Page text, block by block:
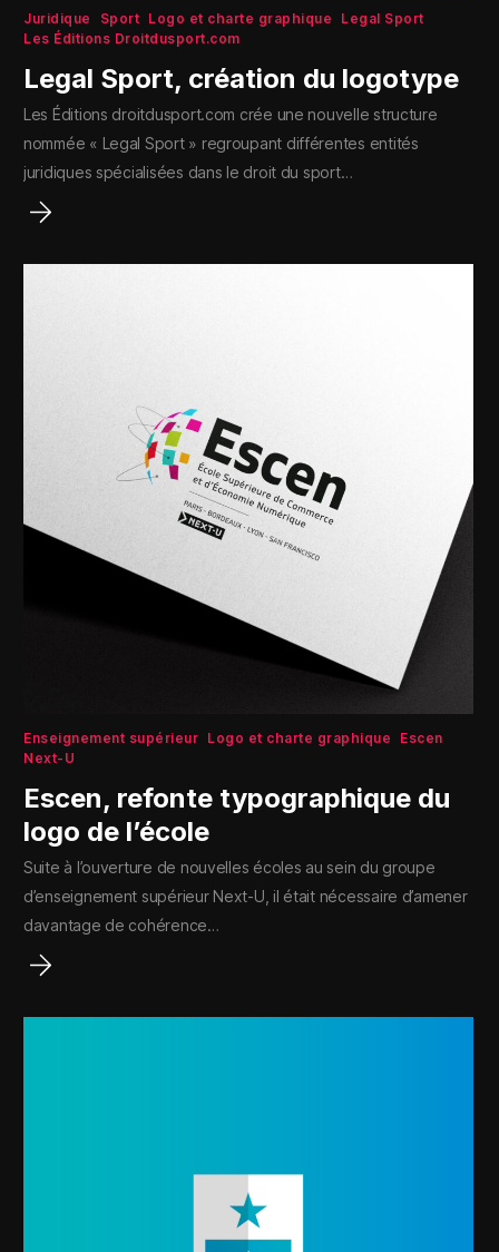
Juridique Sport Logo et charte graphique
Legal Sport
Les Éditions Droitdusport.com
Legal Sport, création du logotype
Les Éditions droitdusport.com crée une nouvelle structure
nommée « Legal Sport » regroupant différentes entités
juridiques spécialisées dans le droit du sport…
Enseignement supérieur Logo et charte graphique
Escen
Next-U
Escen, refonte typographique du
logo de l’école
Suite à l’ouverture de nouvelles écoles au sein du groupe
d’enseignement supérieur Next-U, il était nécessaire d’amener
davantage de cohérence…